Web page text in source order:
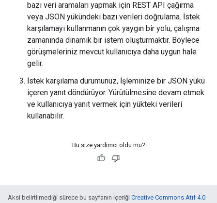
bazı veri aramaları yapmak için REST API çağırma
veya JSON yükündeki bazı verileri doğrulama. İstek
karşılamayı kullanmanın çok yaygın bir yolu, çalışma
zamanında dinamik bir istem oluşturmaktır. Böylece
görüşmeleriniz mevcut kullanıcıya daha uygun hale
gelir.
İstek karşılama durumunuz, İşleminize bir JSON yükü
içeren yanıt döndürüyor. Yürütülmesine devam etmek
ve kullanıcıya yanıt vermek için yükteki verileri
kullanabilir.
Bu size yardımcı oldu mu?
Aksi belirtilmediği sürece bu sayfanın içeriği Creative Commons Atıf 4.0